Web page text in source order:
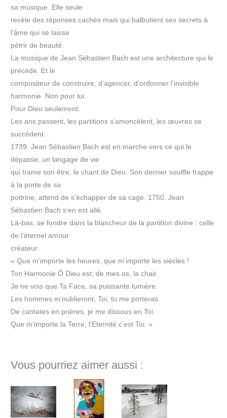
sa musique. Elle seule
recèle des réponses cachés mais qui balbutient ses secrets à
l’âme qui se laisse
pétrir de beauté.
La musique de Jean Sébastien Bach est une architecture qui le
précède. Et le
compositeur de construire, d’agencer, d’ordonner l’invisible
harmonie. Non pour lui.
Pour Dieu seulement.
Les ans passent, les partitions s’amoncèlent, les œuvres se
succèdent.
1739. Jean Sébastien Bach est en marche vers ce qui le
dépasse, un langage de vie
qui trame son être, le chant de Dieu. Son dernier souffle frappe
à la porte de sa
poitrine, attend de s’échapper de sa cage. 1750. Jean
Sébastien Bach s’en est allé.
Là-bas, se fondre dans la blancheur de la partition divine : celle
de l’éternel amour
créateur.
« Que m’importe les heures, que m’importe les siècles !
Ton Harmonie Ô Dieu est, de mes os, la chair.
Je ne vois que Ta Face, sa puissante lumière.
Les hommes m’oublieront, Toi, tu me porteras.
De cantates en prières, je me dissous en Toi.
Que m’importe la Terre, l’Eternité c’est Toi. »
Vous pourriez aimer aussi :